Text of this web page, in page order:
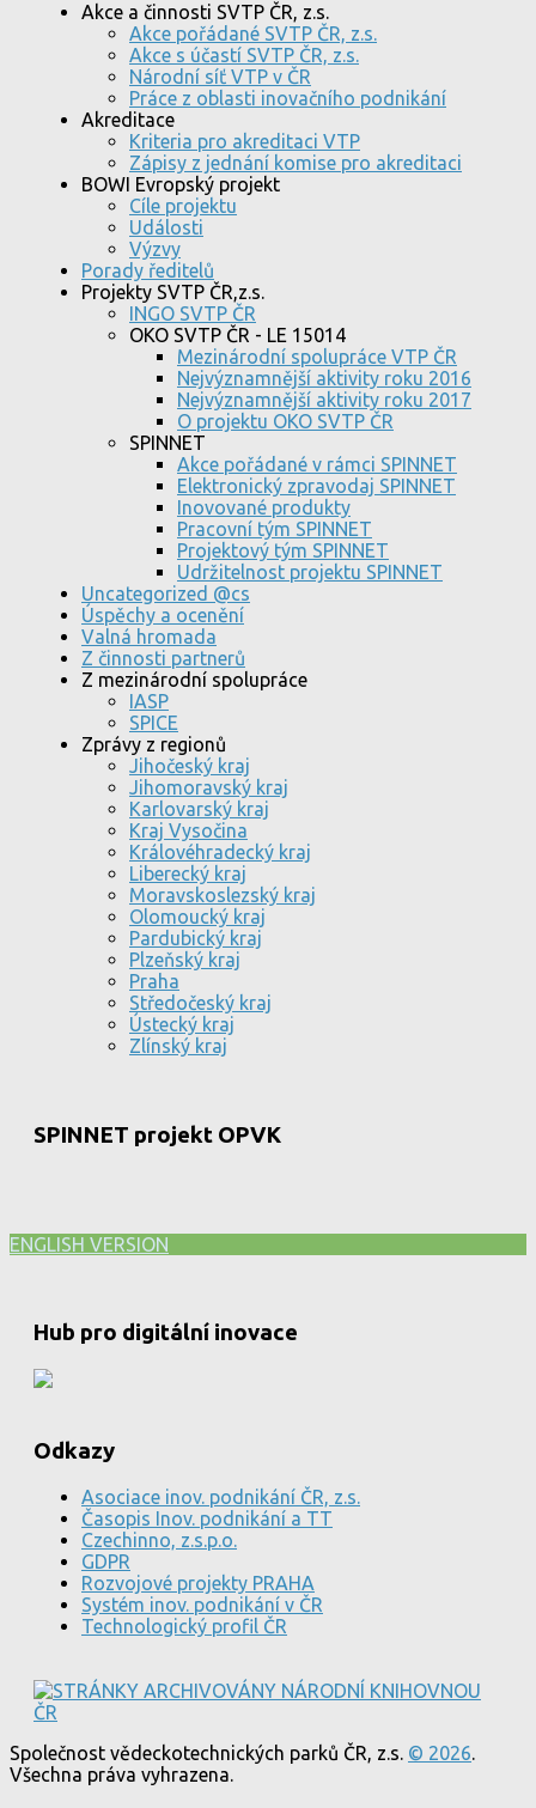
Akce a činnosti SVTP ČR, z.s.
Akce pořádané SVTP ČR, z.s.
Akce s účastí SVTP ČR, z.s.
Národní síť VTP v ČR
Práce z oblasti inovačního podnikání
Akreditace
Kriteria pro akreditaci VTP
Zápisy z jednání komise pro akreditaci
BOWI Evropský projekt
Cíle projektu
Události
Výzvy
Porady ředitelů
Projekty SVTP ČR,z.s.
INGO SVTP ČR
OKO SVTP ČR - LE 15014
Mezinárodní spolupráce VTP ČR
Nejvýznamnější aktivity roku 2016
Nejvýznamnější aktivity roku 2017
O projektu OKO SVTP ČR
SPINNET
Akce pořádané v rámci SPINNET
Elektronický zpravodaj SPINNET
Inovované produkty
Pracovní tým SPINNET
Projektový tým SPINNET
Udržitelnost projektu SPINNET
Uncategorized @cs
Úspěchy a ocenění
Valná hromada
Z činnosti partnerů
Z mezinárodní spolupráce
IASP
SPICE
Zprávy z regionů
Jihočeský kraj
Jihomoravský kraj
Karlovarský kraj
Kraj Vysočina
Královéhradecký kraj
Liberecký kraj
Moravskoslezský kraj
Olomoucký kraj
Pardubický kraj
Plzeňský kraj
Praha
Středočeský kraj
Ústecký kraj
Zlínský kraj
SPINNET projekt OPVK
ENGLISH VERSION
Hub pro digitální inovace
Odkazy
Asociace inov. podnikání ČR, z.s.
Časopis Inov. podnikání a TT
Czechinno, z.s.p.o.
GDPR
Rozvojové projekty PRAHA
Systém inov. podnikání v ČR
Technologický profil ČR
Společnost vědeckotechnických parků ČR, z.s. © 2026.
Všechna práva vyhrazena.